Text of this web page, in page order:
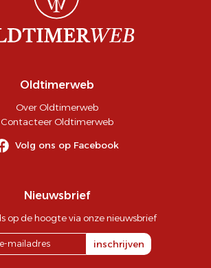
Oldtimerweb
Over Oldtimerweb
Contacteer Oldtimerweb
Volg ons op Facebook
Nieuwsbrief
op de hoogte via onze nieuwsbrief
inschrijven